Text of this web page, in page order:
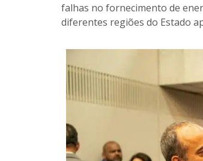
falhas no fornecimento de
diferentes regiões do Estado